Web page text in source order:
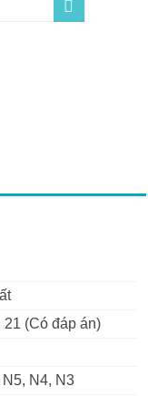
(Có đáp án)
N4, N3